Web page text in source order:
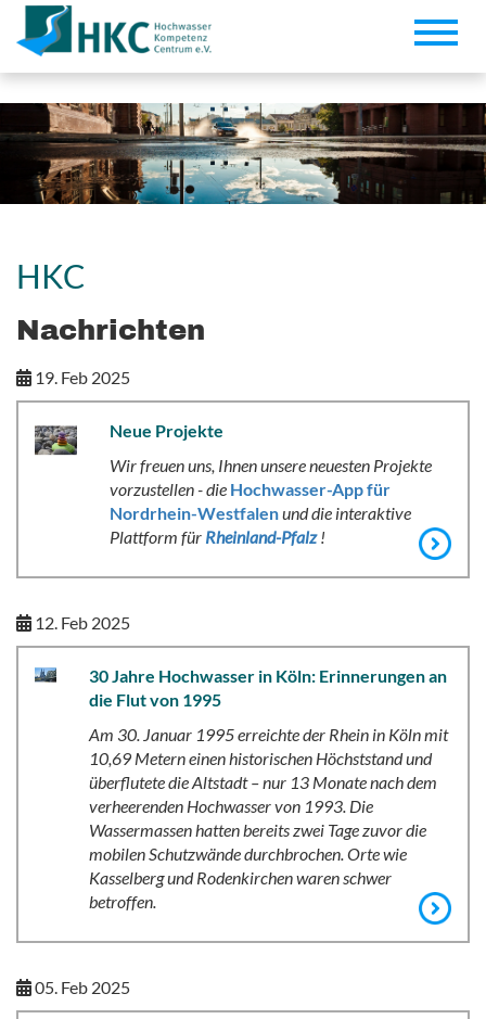
Toggle
HKC
Nachrichten
19. Feb 2025
Neue Projekte
Wir freuen uns, Ihnen unsere neuesten Projekte
vorzustellen - die Hochwasser-App für
Nordrhein-Westfalenund die interaktive
Plattform für Rheinland-Pfalz!
12. Feb 2025
30 Jahre Hochwasser in Köln: Erinnerungen an
die Flut von 1995
Am 30. Januar 1995 erreichte der Rhein in Köln mit
10,69 Metern einen historischen Höchststand und
überflutete die Altstadt – nur 13 Monate nach dem
verheerenden Hochwasser von 1993. Die
Wassermassen hatten bereits zwei Tage zuvor die
mobilen Schutzwände durchbrochen. Orte wie
Kasselberg und Rodenkirchen waren schwer
betroffen.
05. Feb 2025